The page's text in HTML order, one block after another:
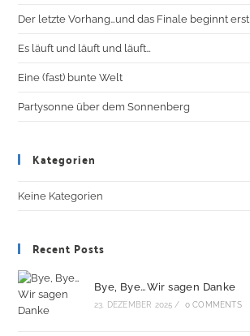
Der letzte Vorhang…und das Finale beginnt erst
Es läuft und läuft und läuft…
Eine (fast) bunte Welt
Partysonne über dem Sonnenberg
Kategorien
Keine Kategorien
Recent Posts
Bye, Bye…Wir sagen Danke
23. DEZEMBER 2025 / 0 COMMENTS